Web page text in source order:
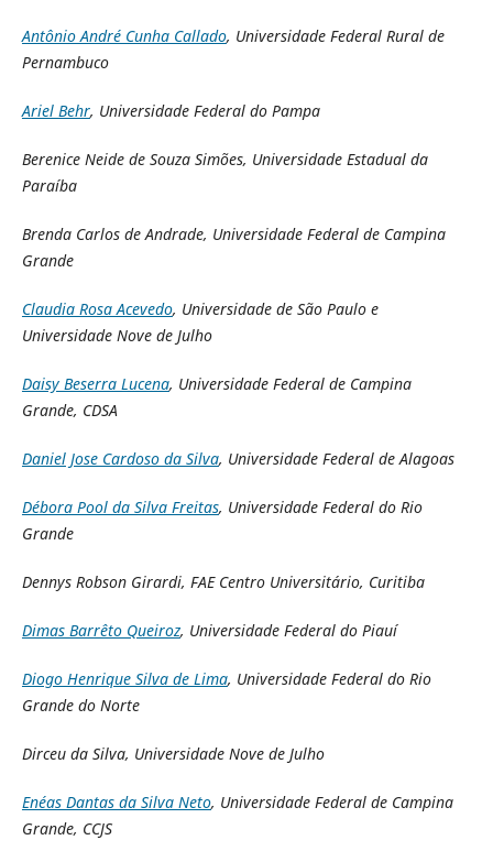
Antônio André Cunha Callado, Universidade Federal Rural de
Pernambuco
Ariel Behr, Universidade Federal do Pampa
Berenice Neide de Souza Simões, Universidade Estadual da
Paraíba
Brenda Carlos de Andrade, Universidade Federal de Campina
Grande
Claudia Rosa Acevedo, Universidade de São Paulo e
Universidade Nove de Julho
Daisy Beserra Lucena, Universidade Federal de Campina
Grande, CDSA
Daniel Jose Cardoso da Silva, Universidade Federal de Alagoas
Débora Pool da Silva Freitas, Universidade Federal do Rio
Grande
Dennys Robson Girardi, FAE Centro Universitário, Curitiba
Dimas Barrêto Queiroz, Universidade Federal do Piauí
Diogo Henrique Silva de Lima, Universidade Federal do Rio
Grande do Norte
Dirceu da Silva, Universidade Nove de Julho
Enéas Dantas da Silva Neto, Universidade Federal de Campina
Grande, CCJS